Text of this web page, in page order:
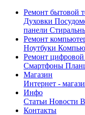
Ремонт бытовой
Духовки
панели
Ремонт
Ноутбуки
Ремонт цифровой
Смартфоны
Магазин
Интернет -
Инфо
Статьи Новости
Контакты